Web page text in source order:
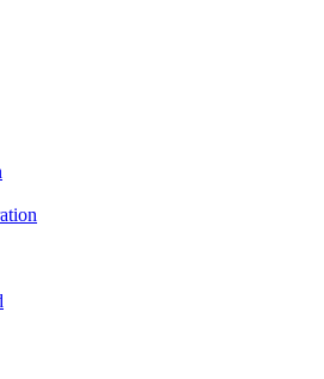
MARI
blog